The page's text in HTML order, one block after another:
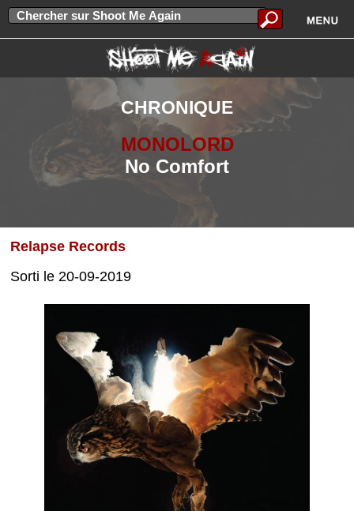
CHRONIQUE
MONOLORD
No Comfort
Relapse Records
Sorti le 20-09-2019